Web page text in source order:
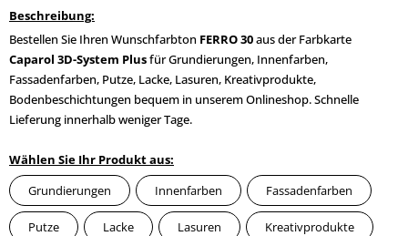
Beschreibung:
Bestellen Sie Ihren Wunschfarbton FERRO 30aus der Farbkarte
Caparol 3D-System Plusfür Grundierungen, Innenfarben,
Fassadenfarben, Putze, Lacke, Lasuren, Kreativprodukte,
Bodenbeschichtungen bequem in unserem Onlineshop. Schnelle
Lieferung innerhalb weniger Tage.
Wählen Sie Ihr Produkt aus:
Grundierungen
Innenfarben Fassadenfarben
Putze Lacke Lasuren Kreativprodukte